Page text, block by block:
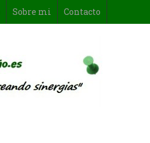
Sobre mi Contacto